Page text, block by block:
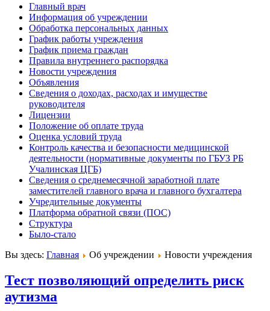
Главный врач
Информация об учреждении
Обработка персональных данных
График работы учреждения
График приема граждан
Правила внутреннего распорядка
Новости учреждения
Объявления
Сведения о доходах, расходах и имуществе
руководителя
Лицензии
Положение об оплате труда
Оценка условий труда
Контроль качества и безопасности медицинской
деятельности (нормативные документы по ГБУЗ РБ
Учалинская ЦГБ)
Сведения о среднемесячной заработной плате
заместителей главного врача и главного бухгалтера
Учредительные документы
Платформа обратной связи (ПОС)
Структура
Было-стало
Вы здесь: Главная Об учреждении Новости учреждения
Тест позволяющий определить риск
аутизма